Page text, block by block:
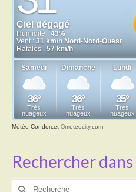
Météo Condorcet ©meteocity.com
Rechercher
Rechercher